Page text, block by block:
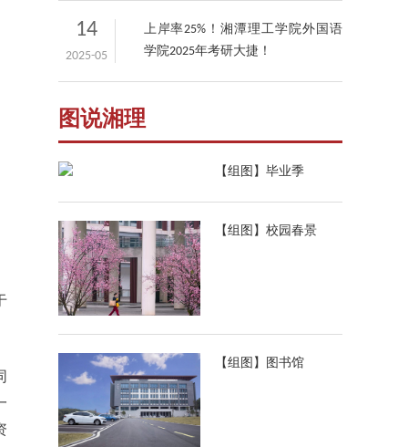
14
2025-05
上岸率25%！湘潭理工学院外国语
学院2025年考研大捷！
图说湘理
【组图】毕业季
【组图】校园春景
【组图】图书馆